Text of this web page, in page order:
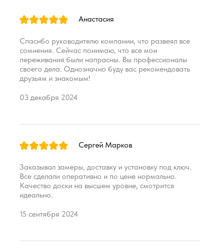
Анастасия
Спасибо руководителю компании, что развеял все
сомнения. Сейчас понимаю, что все мои
переживания были напрасны. Вы профессионалы
своего дела. Однозначно буду вас рекомендовать
друзьям и знакомым!
03 декабря 2024
Сергей Марков
Заказывал замеры, доставку и установку под ключ.
Все сделали оперативно и по цене нормально.
Качество доски на высшем уровне, смотрится
идеально.
15 сентября 2024